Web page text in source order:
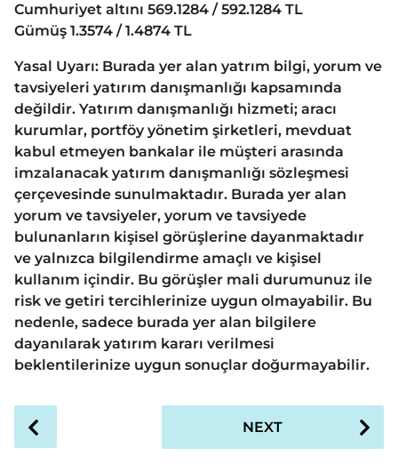
Cumhuriyet altını 569.1284 / 592.1284 TL
Gümüş 1.3574 / 1.4874 TL
Yasal Uyarı: Burada yer alan yatrım bilgi, yorum ve
tavsiyeleri yatırım danışmanlığı kapsamında
değildir. Yatırım danışmanlığı hizmeti; aracı
kurumlar, portföy yönetim şirketleri, mevduat
kabul etmeyen bankalar ile müşteri arasında
imzalanacak yatırım danışmanlığı sözleşmesi
çerçevesinde sunulmaktadır. Burada yer alan
yorum ve tavsiyeler, yorum ve tavsiyede
bulunanların kişisel görüşlerine dayanmaktadır
ve yalnızca bilgilendirme amaçlı ve kişisel
kullanım içindir. Bu görüşler mali durumunuz ile
risk ve getiri tercihlerinize uygun olmayabilir. Bu
nedenle, sadece burada yer alan bilgilere
dayanılarak yatırım kararı verilmesi
beklentilerinize uygun sonuçlar doğurmayabilir.
NEXT